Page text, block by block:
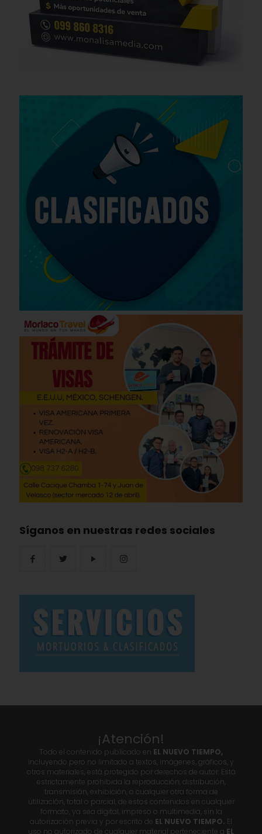
Síganos en nuestras redes sociales
¡Atención!
Todo el contenido publicado en EL NUEVO TIEMPO,
incluyendo pero no limitado a textos, imágenes, gráficos, y
otros materiales, está protegido por derechos de autor. Está
estrictamente prohibida la reproducción, distribución,
transmisión, exhibición, o cualquier otra forma de
utilización, total o parcial, de estos contenidos en cualquier
formato, ya sea digital, impreso o multimedia, sin la
autorización previa y por escrito de EL NUEVO TIEMPO. El
uso no autorizado de cualquier material perteneciente a EL